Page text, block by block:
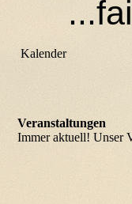
Kalender
Veranstaltungen
Immer aktuell! Unser